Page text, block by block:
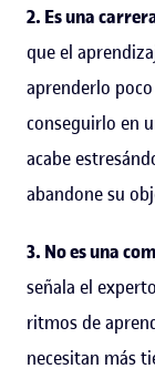
2. Es una
que el
aprenderlo
conseguirlo en
acabe
abandone su
3. No es una
señala el
ritmos de
necesitan más